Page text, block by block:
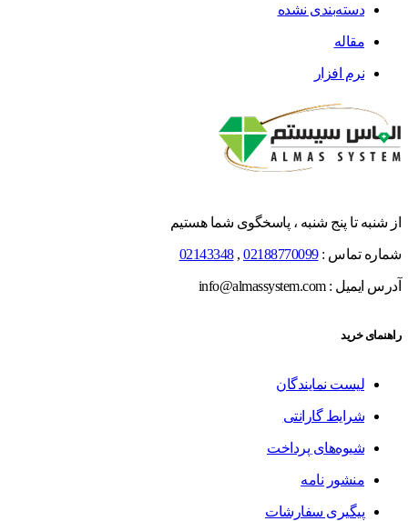
دسته‌بندی نشده
مقاله
نرم افزار
از شنبه تا پنج شنبه ، پاسخگوی شما هستیم
شماره تماس :02188770099
,
02143348
آدرس ایمیل : info@almassystem.com
راهنمای خرید
لیست نمایندگان
شرایط گارانتی
شیوه‌های پرداخت
منشور نامه
پیگیری سفارشات